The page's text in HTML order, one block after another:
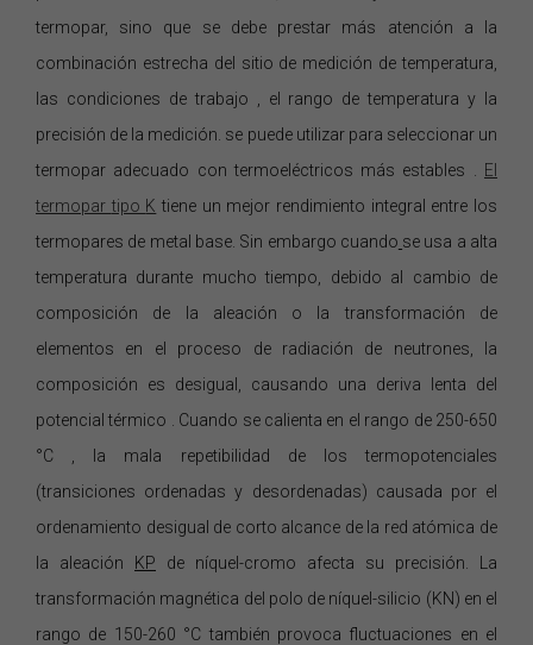
termopar, sino que se debe prestar más atención a la
combinación estrecha del sitio de medición de temperatura,
las condiciones de trabajo
el rango de temperaturay la
precisión de la medición. se puede utilizar para seleccionar un
termopar adecuado con termoeléctricos más estables
El
termopar tipo K tiene un mejor rendimiento integral entre los
termopares de metal base. Sin embargo cuando se usa a alta
temperatura durante mucho tiempo, debido al cambio de
composición de la aleación o la transformación de
elementos en el proceso de radiación de neutrones, la
composición es desigual, causando una deriva
lenta del
potencial térmico
Cuando se calienta en el rango de 250-650
°C
, la mala repetibilidad de los termopotenciales
(transiciones ordenadas y desordenadas) causada por el
ordenamiento desigual de corto alcance de la red atómica de
la aleación
KP de níquel-cromo afecta su precisión.
La
transformación magnética del polo de níquel-silicio (KN) en el
rango de 150-260 °C también provoca fluctuaciones en el